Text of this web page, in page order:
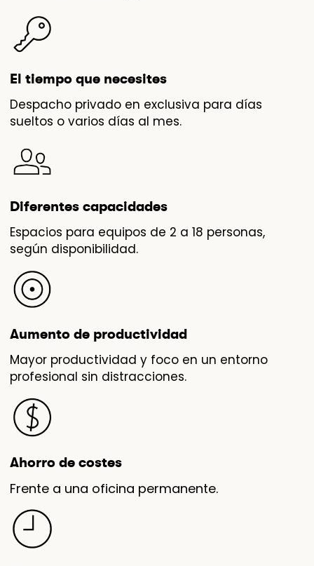
El tiempo que necesites
Despacho privado en exclusiva para días
sueltos o varios días al mes.
Diferentes capacidades
Espacios para equipos de 2 a 18 personas,
según disponibilidad.
Aumento de productividad
Mayor productividad y foco en un entorno
profesional sin distracciones.
Ahorro de costes
Frente a una oficina permanente.